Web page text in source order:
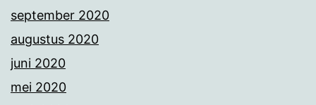
september 2020
augustus 2020
juni 2020
mei 2020